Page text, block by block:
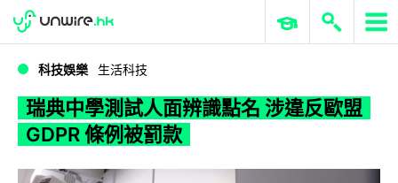
WWDC 2026 ERP 與商業 AI
科技娛樂 生活科技
瑞典中學測試人面辨識點名 涉違反歐盟
GDPR 條例被罰款